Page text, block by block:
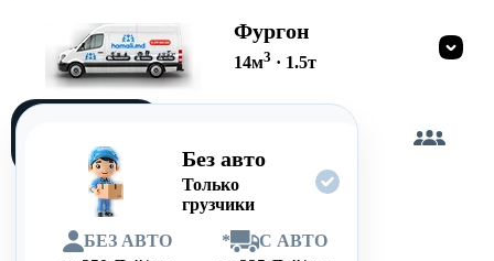
Фургон
14м3 · 1.5т
Без авто
Только
грузчики
БЕЗ АВТО
*
С АВТО